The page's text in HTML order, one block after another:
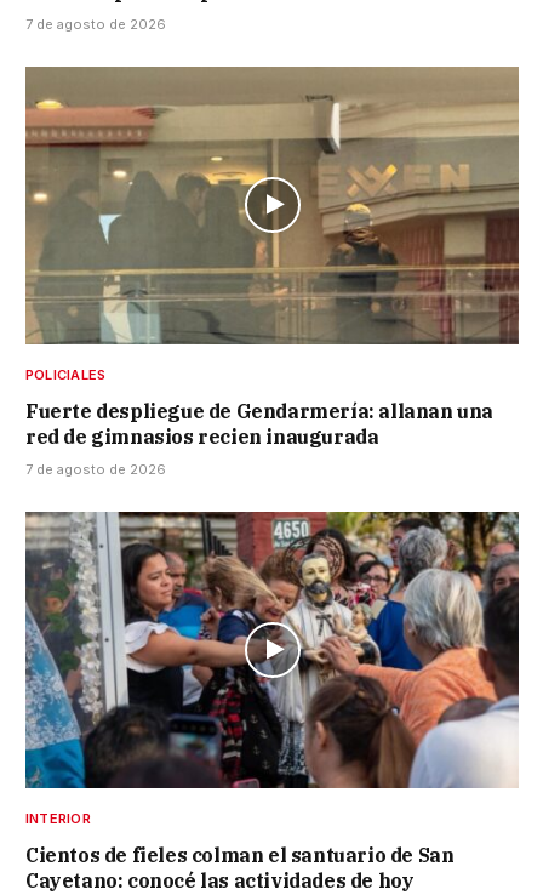
7 de agosto de 2026
POLICIALES
Fuerte despliegue de Gendarmería: allanan una
red de gimnasios recien inaugurada
7 de agosto de 2026
INTERIOR
Cientos de fieles colman el santuario de San
Cayetano: conocé las actividades de hoy